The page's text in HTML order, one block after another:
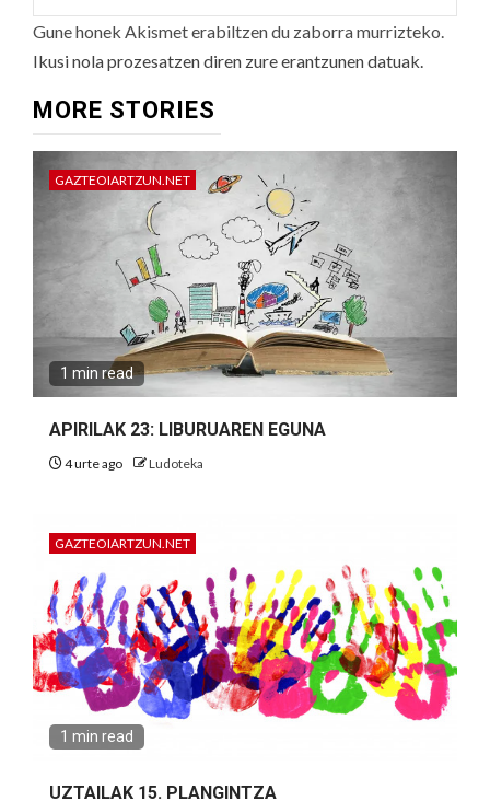
Gune honek Akismet erabiltzen du zaborra murrizteko.
Ikusi nola prozesatzen diren zure erantzunen datuak.
MORE STORIES
GAZTEOIARTZUN.NET
1 min read
APIRILAK 23: LIBURUAREN EGUNA
4 urte ago Ludoteka
GAZTEOIARTZUN.NET
1 min read
UZTAILAK 15. PLANGINTZA